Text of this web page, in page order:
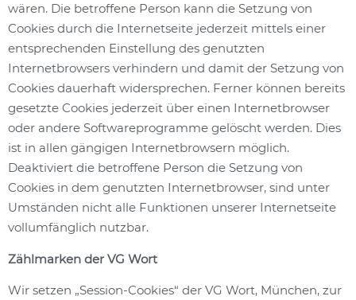
wären. Die betroffene Person kann die Setzung von
Cookies durch die Internetseite jederzeit mittels einer
entsprechenden Einstellung des genutzten
Internetbrowsers verhindern und damit der Setzung von
Cookies dauerhaft widersprechen. Ferner können bereits
gesetzte Cookies jederzeit über einen Internetbrowser
oder andere Softwareprogramme gelöscht werden. Dies
ist in allen gängigen Internetbrowsern möglich.
Deaktiviert die betroffene Person die Setzung von
Cookies in dem genutzten Internetbrowser, sind unter
Umständen nicht alle Funktionen unserer Internetseite
vollumfänglich nutzbar.
Zählmarken der VG Wort
Wir setzen „Session-Cookies“ der VG Wort, München, zur